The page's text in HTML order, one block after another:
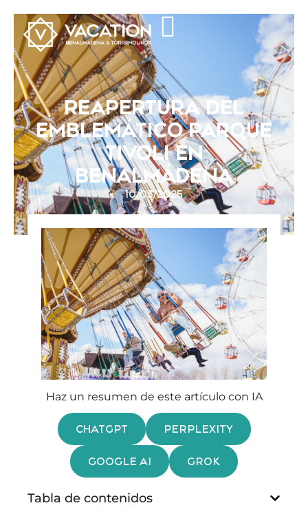
REAPERTURA DEL
EMBLEMÁTICO PARQUE
TIVOLI EN
BENALMÁDENA
10/03/2025
Haz un resumen de este artículo con IA
CHATGPT PERPLEXITY
GOOGLE AI GROK
Tabla de contenidos